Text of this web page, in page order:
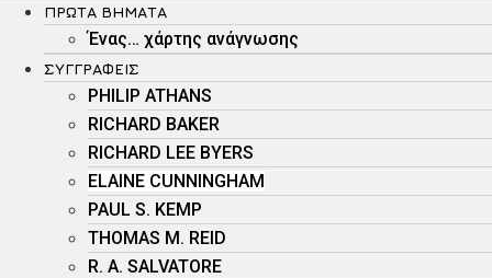
ΠΡΏΤΑ ΒΉΜΑΤΑ
Ένας… χάρτης ανάγνωσης
ΣΥΓΓΡΑΦΕΊΣ
PHILIP ATHANS
RICHARD BAKER
RICHARD LEE BYERS
ELAINE CUNNINGHAM
PAUL S. KEMP
THOMAS M. REID
R. A. SALVATORE